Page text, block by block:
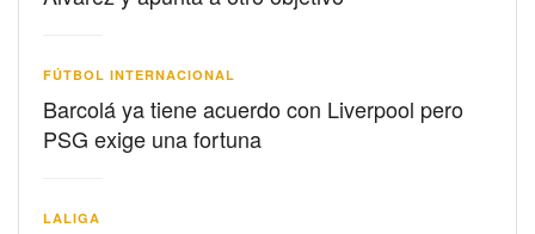
FÚTBOL INTERNACIONAL
Barcolá ya tiene acuerdo con Liverpool pero
PSG exige una fortuna
LALIGA